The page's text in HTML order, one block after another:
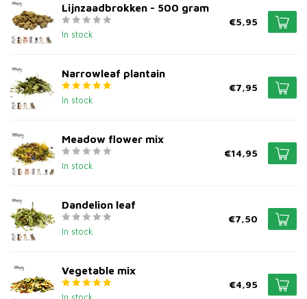
Lijnzaadbrokken - 500 gram
In stock
€5,95
Narrowleaf plantain
In stock
€7,95
Meadow flower mix
In stock
€14,95
Dandelion leaf
In stock
€7,50
Vegetable mix
In stock
€4,95